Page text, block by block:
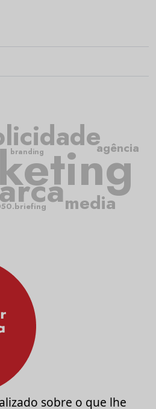
media
agência
branding
sobre o que lhe